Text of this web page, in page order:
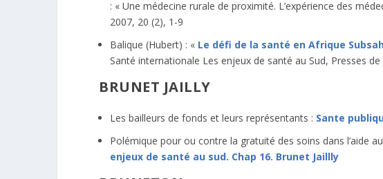
: « Une médecine rurale de proximité. L’expérience des
2007, 20 (2), 1-9
Balique (Hubert) : « Le défi de la santé en Afrique
Santé internationale Les enjeux de santé au Sud, Presses
BRUNET JAILLY
Les bailleurs de fonds et leurs représentants : Sante
Polémique pour ou contre la gratuité des soins dans l’aide
enjeux de santé au sud. Chap 16. Brunet Jaillly